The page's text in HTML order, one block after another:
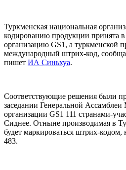
Туркменская национальная
кодированию продукции принята
организацию GS1, а туркменской
международный штрих-код,
пишет ИА Синьхуа.
Соответствующие решения были
заседании Генеральной
организации GS1 111 странами-
Сиднее. Отныне производимая в
будет маркироваться штрих-
483.